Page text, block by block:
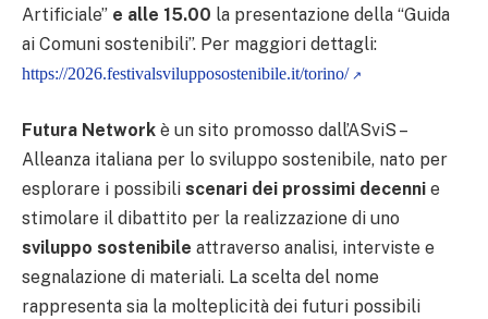
Artificiale” e alle 15.00 la presentazione della “Guida
ai Comuni sostenibili”. Per maggiori dettagli:
https://2026.festivalsvilupposostenibile.it/torino/
Futura Network è un sito promosso dall’ASviS –
Alleanza italiana per lo sviluppo sostenibile, nato per
esplorare i possibili scenari dei prossimi decenni e
stimolare il dibattito per la realizzazione di uno
sviluppo sostenibile attraverso analisi, interviste e
segnalazione di materiali. La scelta del nome
rappresenta sia la molteplicità dei futuri possibili